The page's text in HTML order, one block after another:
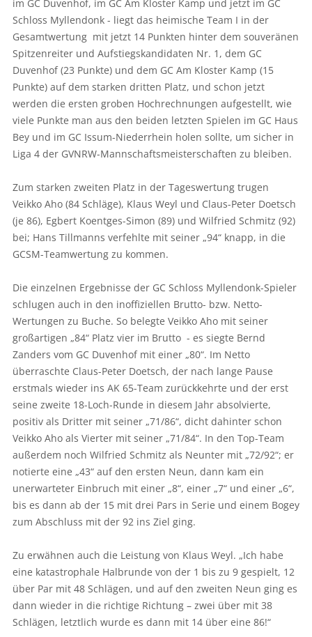
im GC Duvenhof, im GC Am Kloster Kamp und jetzt im GC
Schloss Myllendonk - liegt das heimische Team I in der
Gesamtwertung mit jetzt 14 Punkten hinter dem souveränen
Spitzenreiter und Aufstiegskandidaten Nr. 1, dem GC
Duvenhof (23 Punkte) und dem GC Am Kloster Kamp (15
Punkte) auf dem starken dritten Platz, und schon jetzt
werden die ersten groben Hochrechnungen aufgestellt, wie
viele Punkte man aus den beiden letzten Spielen im GC Haus
Bey und im GC Issum-Niederrhein holen sollte, um sicher in
Liga 4 der GVNRW-Mannschaftsmeisterschaften zu bleiben.
Zum starken zweiten Platz in der Tageswertung trugen
Veikko Aho (84 Schläge), Klaus Weyl und Claus-Peter Doetsch
(je 86), Egbert Koentges-Simon (89) und Wilfried Schmitz (92)
bei; Hans Tillmanns verfehlte mit seiner „94“ knapp, in die
GCSM-Teamwertung zu kommen.
Die einzelnen Ergebnisse der GC Schloss Myllendonk-Spieler
schlugen auch in den inoffiziellen Brutto- bzw. Netto-
Wertungen zu Buche. So belegte Veikko Aho mit seiner
großartigen „84“ Platz vier im Brutto - es siegte Bernd
Zanders vom GC Duvenhof mit einer „80“. Im Netto
überraschte Claus-Peter Doetsch, der nach lange Pause
erstmals wieder ins AK 65-Team zurückkehrte und der erst
seine zweite 18-Loch-Runde in diesem Jahr absolvierte,
positiv als Dritter mit seiner „71/86“, dicht dahinter schon
Veikko Aho als Vierter mit seiner „71/84“. In den Top-Team
außerdem noch Wilfried Schmitz als Neunter mit „72/92“; er
notierte eine „43“ auf den ersten Neun, dann kam ein
unerwarteter Einbruch mit einer „8“, einer „7“ und einer „6“,
bis es dann ab der 15 mit drei Pars in Serie und einem Bogey
zum Abschluss mit der 92 ins Ziel ging.
Zu erwähnen auch die Leistung von Klaus Weyl. „Ich habe
eine katastrophale Halbrunde von der 1 bis zu 9 gespielt, 12
über Par mit 48 Schlägen, und auf den zweiten Neun ging es
dann wieder in die richtige Richtung – zwei über mit 38
Schlägen, letztlich wurde es dann mit 14 über eine 86!“